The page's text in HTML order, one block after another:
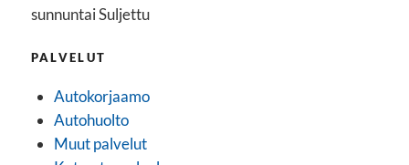
sunnuntai Suljettu
PALVELUT
Autokorjaamo
Autohuolto
Muut palvelut